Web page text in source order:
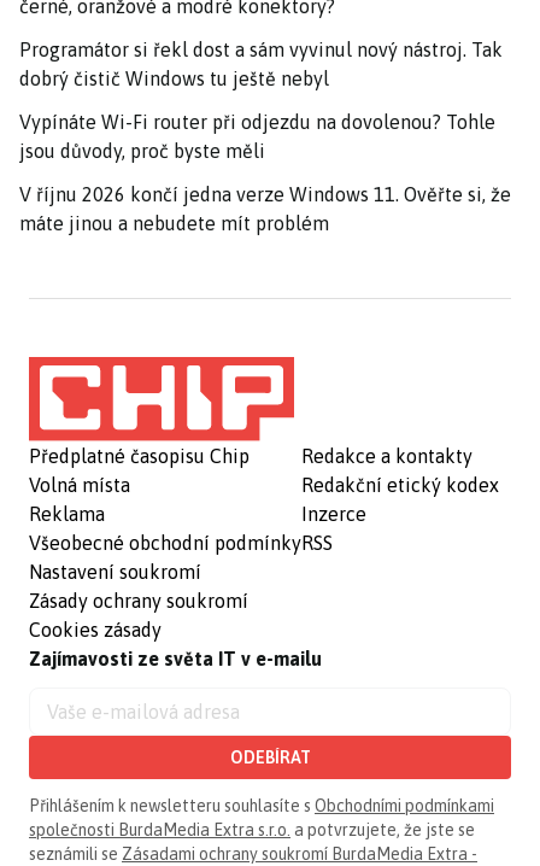
černé, oranžové a modré konektory?
Programátor si řekl dost a sám vyvinul nový nástroj. Tak
dobrý čistič Windows tu ještě nebyl
Vypínáte Wi-Fi router při odjezdu na dovolenou? Tohle
jsou důvody, proč byste měli
V říjnu 2026 končí jedna verze Windows 11. Ověřte si, že
máte jinou a nebudete mít problém
Předplatné časopisu Chip
Volná místa
Reklama
Všeobecné obchodní podmínky
Nastavení soukromí
Zásady ochrany soukromí
Cookies zásady
Redakce a kontakty
Redakční etický kodex
Inzerce
RSS
Zajímavosti ze světa IT v e-mailu
ODEBÍRAT
Přihlášením k newsletteru souhlasíte s Obchodními podmínkami
společnosti BurdaMedia Extra s.r.o. a potvrzujete, že jste se
seznámili se Zásadami ochrany soukromí BurdaMedia Extra -